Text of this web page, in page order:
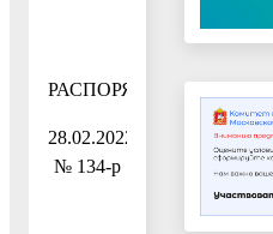
РАСПОРЯЖЕНИЕ
28.02.2022
№ 134-р